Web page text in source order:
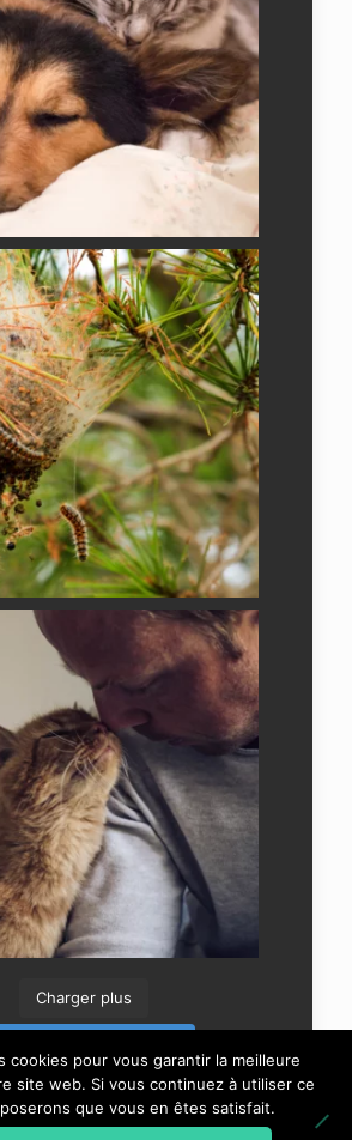
Charger plus
cookies pour vous garantir la meilleure
site web. Si vous continuez à utiliser ce
que vous en êtes satisfait.